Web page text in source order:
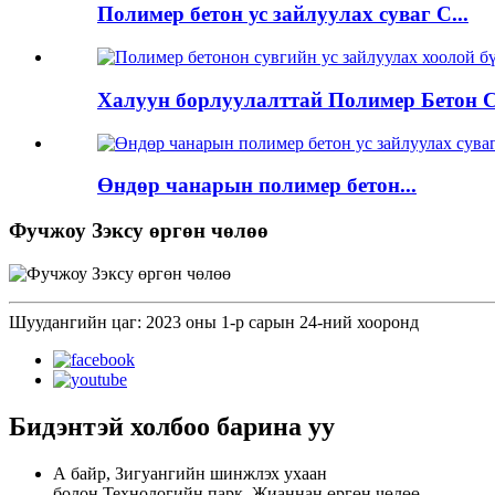
Полимер бетон ус зайлуулах суваг C...
Халуун борлуулалттай Полимер Бетон
Өндөр чанарын полимер бетон...
Фучжоу Зэксу өргөн чөлөө
Шуудангийн цаг: 2023 оны 1-р сарын 24-ний хооронд
Бидэнтэй холбоо барина уу
А байр, Зигуангийн шинжлэх ухаан